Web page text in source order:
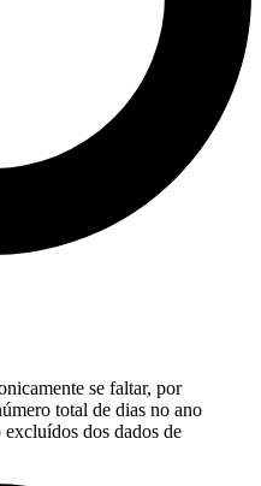
se faltar, por
total de dias no ano
dos dados de